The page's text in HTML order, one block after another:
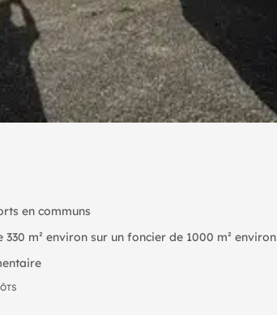
en communs
m² environ sur un foncier de 1000 m² environ